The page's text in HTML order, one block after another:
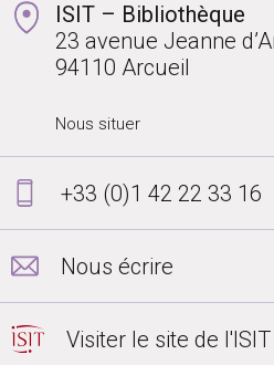
ISIT – Bibliothèque
23 avenue Jeanne
94110 Arcueil
Nous situer
+33 (0)1 42 22 33 16
Nous écrire
Visiter le site de l'ISIT